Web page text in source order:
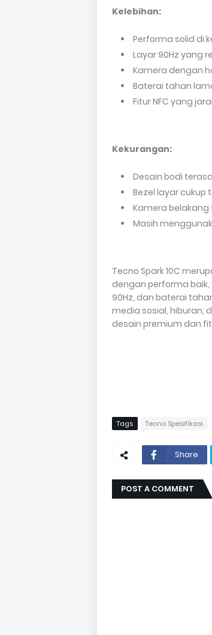
Kelebihan:
Performa solid di
Layar 90Hz yang
Kamera dengan
Baterai tahan
Fitur NFC yang
Kekurangan:
Desain bodi
Bezel layar cukup
Kamera belakang
Masih
Tecno Spark 10C
dengan performa baik,
90Hz, dan baterai
media sosial, hiburan,
desain premium dan
Tags Tecno Spesifikasi
Share
POST A COMMENT